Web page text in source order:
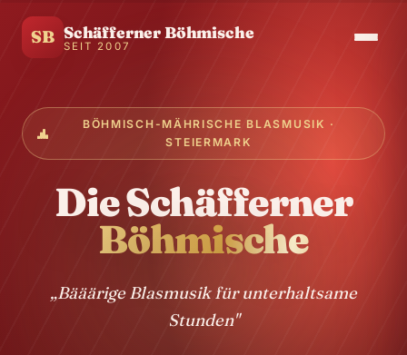
SB Schäfferner Böhmische
SEIT 2007
BÖHMISCH-MÄHRISCHE BLASMUSIK ·
STEIERMARK
Die Schäfferner
Böhmische
„Bääärige Blasmusik für unterhaltsame
Stunden"